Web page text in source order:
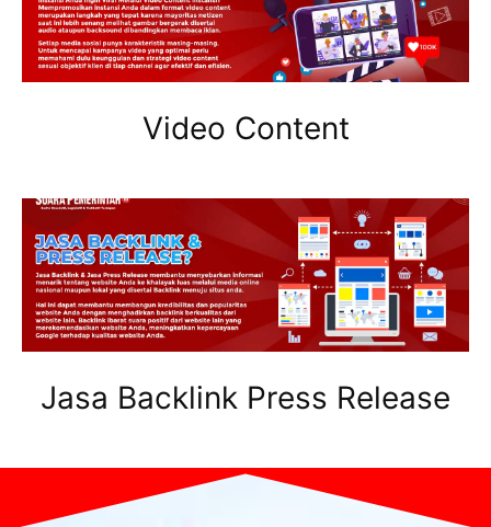
Video Content
Jasa Backlink Press Release